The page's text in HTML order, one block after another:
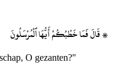
۞ قَالَ فَمَا خَطْبُكُمْ أَيُّهَا ٱلْمُرْسَلُونَ
O gezanten?"